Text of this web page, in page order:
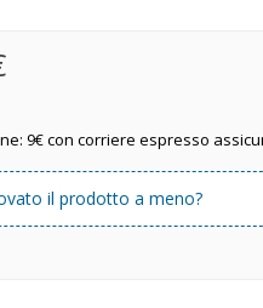
9€ con corriere espresso
il prodotto a meno?